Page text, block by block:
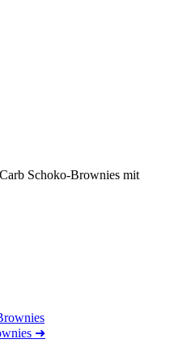
Schoko-Brownies mit
➜